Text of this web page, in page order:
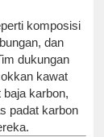
komposisi
dan
dukungan
kawat
karbon,
padat karbon